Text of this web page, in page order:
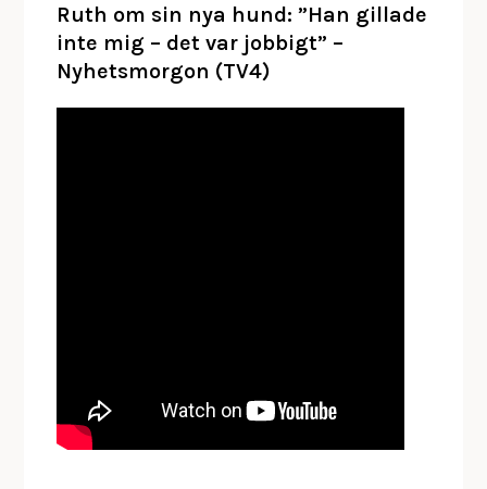
Ruth om sin nya hund: ”Han gillade
inte mig – det var jobbigt” –
Nyhetsmorgon (TV4)